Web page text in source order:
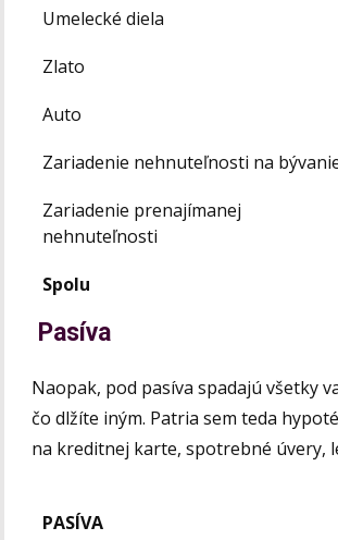
Umelecké diela
Zlato
Auto
Zariadenie nehnuteľnosti na
Zariadenie prenajímanej
nehnuteľnosti
Spolu
Pasíva
Naopak, pod pasíva spadajú všetky
čo dlžíte iným. Patria sem teda
na kreditnej karte, spotrebné úvery,
PASÍVA